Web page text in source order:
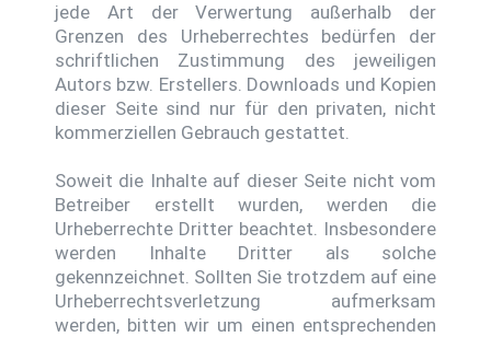
jede Art der Verwertung außerhalb der
Grenzen des Urheberrechtes bedürfen der
schriftlichen Zustimmung des jeweiligen
Autors bzw. Erstellers. Downloads und Kopien
dieser Seite sind nur für den privaten, nicht
kommerziellen Gebrauch gestattet.
Soweit die Inhalte auf dieser Seite nicht vom
Betreiber erstellt wurden, werden die
Urheberrechte Dritter beachtet. Insbesondere
werden Inhalte Dritter als solche
gekennzeichnet. Sollten Sie trotzdem auf eine
Urheberrechtsverletzung aufmerksam
werden, bitten wir um einen entsprechenden